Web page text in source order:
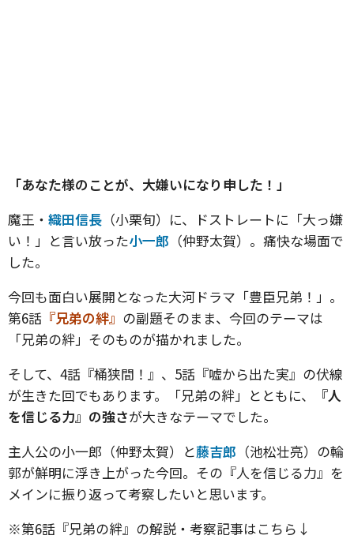
「あなた様のことが、大嫌いになり申した！」
魔王・ 織田信長 （小栗旬）に、ドストレートに「大っ嫌
い！」と言い放った小一郎 （仲野太賀）。痛快な場面で
した。
今回も面白い展開となった大河ドラマ「豊臣兄弟！」。
第6話 『兄弟の絆』 の副題そのまま、今回のテーマは
「兄弟の絆」そのものが描かれました。
そして、4話『桶狭間！』、5話『嘘から出た実』の伏線
が生きた回でもあります。「兄弟の絆」とともに、
『人
を信じる力』の強さが大きなテーマでした。
主人公の小一郎（仲野太賀）と藤吉郎 （池松壮亮）の輪
郭が鮮明に浮き上がった今回。その『人を信じる力』を
メインに振り返って考察したいと思います。
※第6話『兄弟の絆』の解説・考察記事はこちら↓